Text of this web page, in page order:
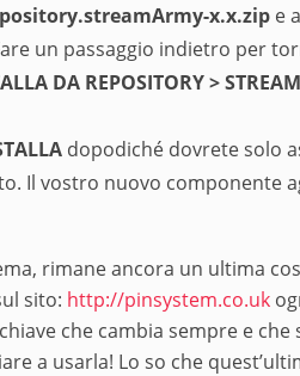
x.x.zip e
un passaggio indietro per
DA REPOSITORY >
dopodiché dovrete solo
Il vostro nuovo componente
rimane ancora un ultima
sito: http://pinsystem.co.uk
che cambia sempre e che
a usarla! Lo so che